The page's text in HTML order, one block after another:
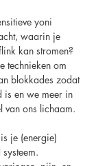
yoni
waarin je
kan stromen?
technieken om
blokkades zodat
is en we meer in
van ons lichaam.
je (energie)